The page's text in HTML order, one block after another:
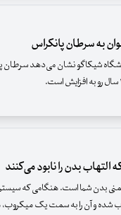
به سرطان پانکراس
بدن شما است. هنگامی که
شده و آن را به سمت یک میکروب،